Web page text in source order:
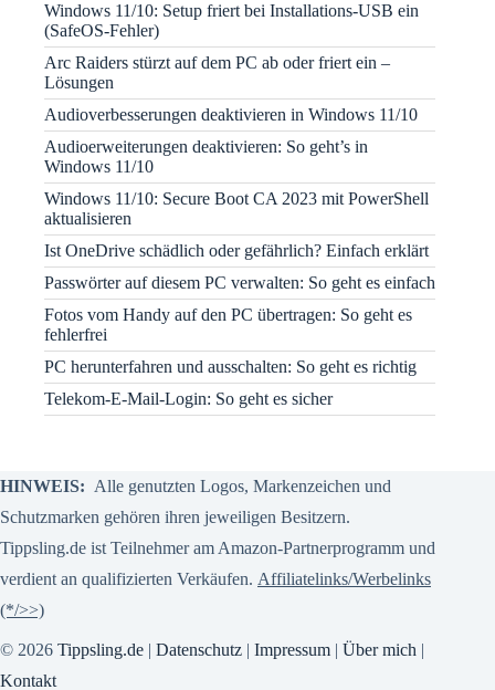
Windows 11/10: Setup friert bei Installations-USB ein
(SafeOS-Fehler)
Arc Raiders stürzt auf dem PC ab oder friert ein –
Lösungen
Audioverbesserungen deaktivieren in Windows 11/10
Audioerweiterungen deaktivieren: So geht’s in
Windows 11/10
Windows 11/10: Secure Boot CA 2023 mit PowerShell
aktualisieren
Ist OneDrive schädlich oder gefährlich? Einfach erklärt
Passwörter auf diesem PC verwalten: So geht es einfach
Fotos vom Handy auf den PC übertragen: So geht es
fehlerfrei
PC herunterfahren und ausschalten: So geht es richtig
Telekom-E-Mail-Login: So geht es sicher
HINWEIS: Alle genutzten Logos, Markenzeichen und
Schutzmarken gehören ihren jeweiligen Besitzern.
Tippsling.de ist Teilnehmer am Amazon-Partnerprogramm und
verdient an qualifizierten Verkäufen. Affiliatelinks/Werbelinks
(*/>>)
© 2026 Tippsling.de | Datenschutz | Impressum | Über mich |
Kontakt